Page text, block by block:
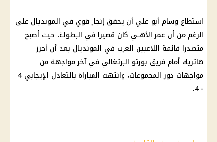
استطاع وسام أبو علي أن يحقق إنجاز قوي في المونديال على
الرغم من أن عمرالأهلي كان قصيرا في البطولة، حيث أصبح
متصدرا قائمة اللاعبين العرب في المونديال بعد أن أحرز
هاتريك أمام فريق بورتو البرتغالي في آخر مواجهة من
مواجهات دور المجموعات، وانتهت المباراة بالتعادل الإيجابي 4
- 4.